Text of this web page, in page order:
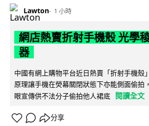
Lawton 1 小時
網店熱賣折射手機殼 光學
器
中國有網上購物平台近日熱賣「折射手機殼
原理讓手機在熒幕關閉狀態下亦能側面偷拍
眼宣傳供不法分子偷拍他人裙底
閱讀全文
分享